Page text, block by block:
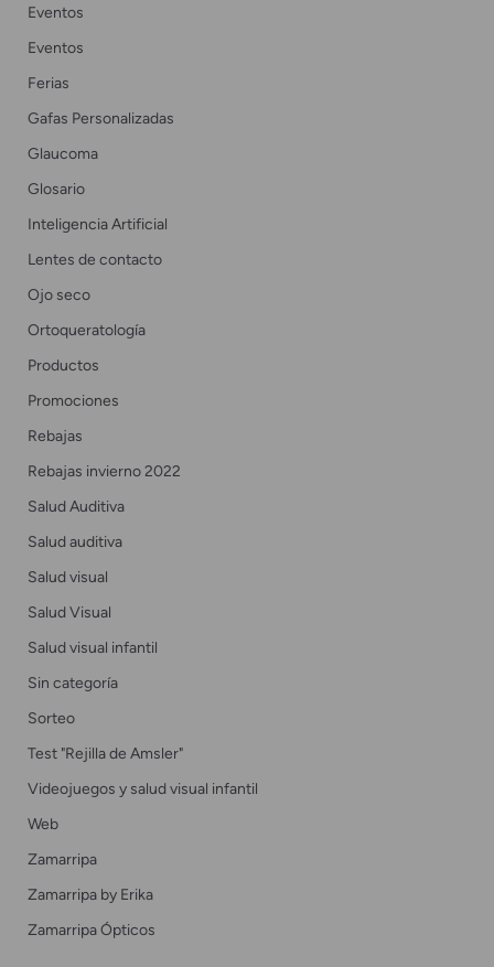
Eventos
Eventos
Ferias
Gafas Personalizadas
Glaucoma
Glosario
Inteligencia Artificial
Lentes de contacto
Ojo seco
Ortoqueratología
Productos
Promociones
Rebajas
Rebajas invierno 2022
Salud Auditiva
Salud auditiva
Salud visual
Salud Visual
Salud visual infantil
Sin categoría
Sorteo
Test "Rejilla de Amsler"
Videojuegos y salud visual infantil
Web
Zamarripa
Zamarripa by Erika
Zamarripa Ópticos